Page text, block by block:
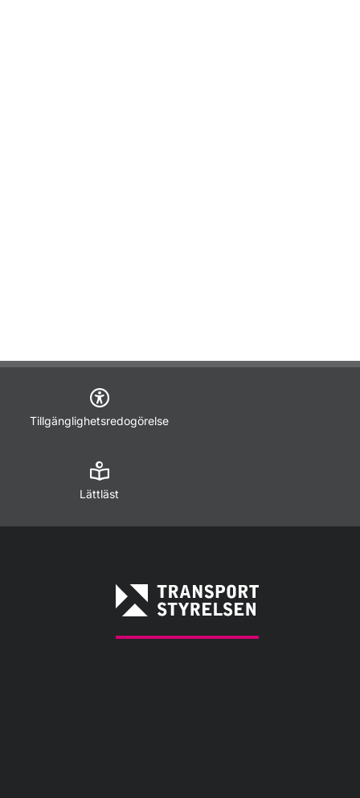
Tillgänglighetsredogörelse
Lättläst